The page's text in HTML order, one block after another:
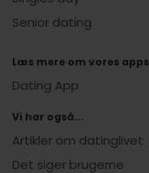
Senior dating
Læs mere om vores apps
Dating App
Vi har også...
Artikler om datinglivet
Det siger brugerne